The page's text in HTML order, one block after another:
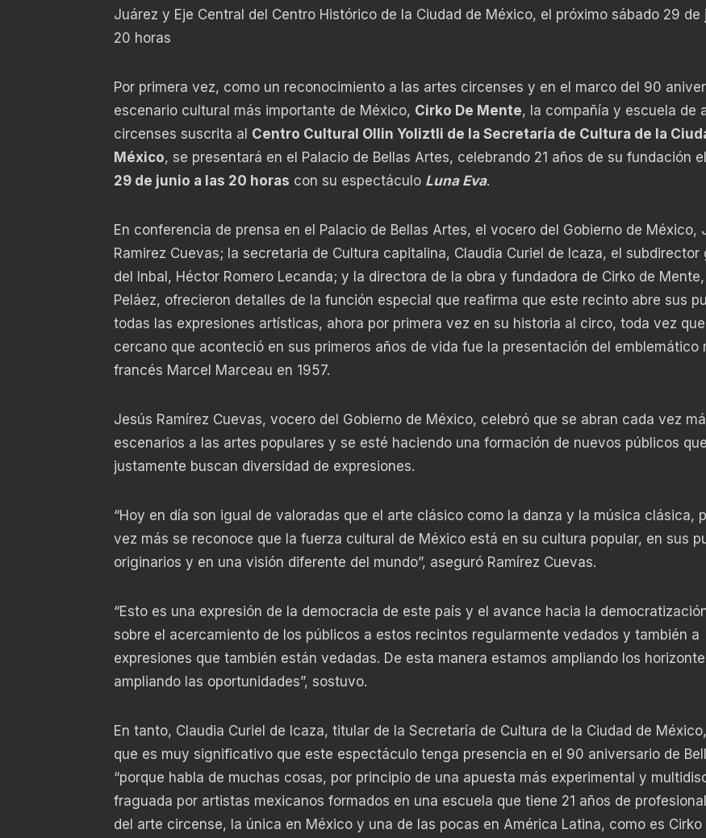
Juárez y Eje Central del Centro Histórico de la Ciudad de México, el próximo sábado 29 de
20 horas
Por primera vez, como un reconocimiento a las artes circenses y en el marco del 90
escenario cultural más importante de México, Cirko De Mente, la compañía y escuela de
circenses suscrita al Centro Cultural Ollin Yoliztli de la Secretaría de Cultura de la
México, se presentará en el Palacio de Bellas Artes, celebrando 21 años de su fundación el
29 de junio a las 20 horas con su espectáculo Luna Eva.
En conferencia de prensa en el Palacio de Bellas Artes, el vocero del Gobierno de México,
Ramirez Cuevas; la secretaria de Cultura capitalina, Claudia Curiel de Icaza, el subdirector
del Inbal, Héctor Romero Lecanda; y la directora de la obra y fundadora de Cirko de
Peláez, ofrecieron detalles de la función especial que reafirma que este recinto abre sus
todas las expresiones artísticas, ahora por primera vez en su historia al circo, toda vez
cercano que aconteció en sus primeros años de vida fue la presentación del emblemático
francés Marcel Marceau en 1957.
Jesús Ramírez Cuevas, vocero del Gobierno de México, celebró que se abran cada vez
escenarios a las artes populares y se esté haciendo una formación de nuevos públicos que
justamente buscan diversidad de expresiones.
“Hoy en día son igual de valoradas que el arte clásico como la danza y la música clásica,
vez más se reconoce que la fuerza cultural de México está en su cultura popular, en sus
originarios y en una visión diferente del mundo”, aseguró Ramírez Cuevas.
“Esto es una expresión de la democracia de este país y el avance hacia la
sobre el acercamiento de los públicos a estos recintos regularmente vedados y también a
expresiones que también están vedadas. De esta manera estamos ampliando los
ampliando las oportunidades”, sostuvo.
En tanto, Claudia Curiel de Icaza, titular de la Secretaría de Cultura de la Ciudad de
que es muy significativo que este espectáculo tenga presencia en el 90 aniversario de
“porque habla de muchas cosas, por principio de una apuesta más experimental y
fraguada por artistas mexicanos formados en una escuela que tiene 21 años de
del arte circense, la única en México y una de las pocas en América Latina, como es Cirko